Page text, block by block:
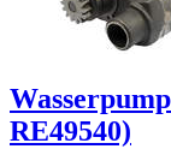
RE49540)